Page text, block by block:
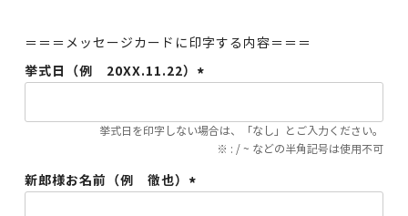
＝＝＝メッセージカードに印字する内容＝＝＝
挙式日（例 20XX.11.22）
須)
挙式日を印字しない場合は、「なし」とご入力ください。
※ : / ~ などの半角記号は使用不可
新郎様お名前（例 徹也）